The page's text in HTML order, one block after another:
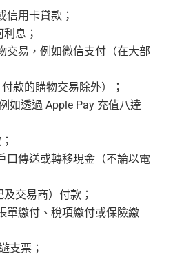
信用卡貸款；
息；
交易，例如微信支付（在大部
款的購物交易除外）；
如透過 Apple Pay 充值八達
口傳送或轉移現金（不論以電
交易商）付款；
單繳付、稅項繳付或保險繳
支票；